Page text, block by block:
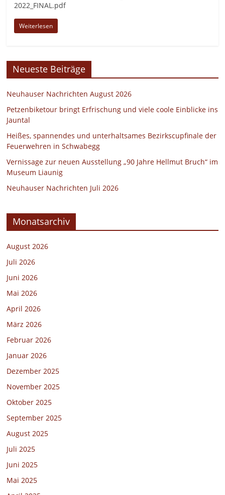
2022_FINAL.pdf
Weiterlesen
Neueste Beiträge
Neuhauser Nachrichten August 2026
Petzenbiketour bringt Erfrischung und viele coole Einblicke ins
Jauntal
Heißes, spannendes und unterhaltsames Bezirkscupfinale der
Feuerwehren in Schwabegg
Vernissage zur neuen Ausstellung „90 Jahre Hellmut Bruch“ im
Museum Liaunig
Neuhauser Nachrichten Juli 2026
Monatsarchiv
August 2026
Juli 2026
Juni 2026
Mai 2026
April 2026
März 2026
Februar 2026
Januar 2026
Dezember 2025
November 2025
Oktober 2025
September 2025
August 2025
Juli 2025
Juni 2025
Mai 2025